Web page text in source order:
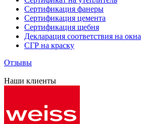
Сертификация фанеры
Сертификация цемента
Сертификация щебня
Декларация соответствия на окна
СГР на краску
Отзывы
Наши клиенты